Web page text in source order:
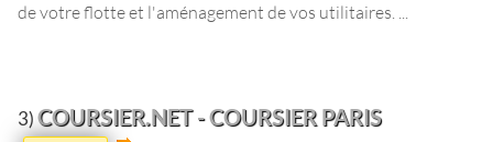
de votre flotte et l'aménagement de vos utilitaires. ...
3)COURSIER.NET - COURSIER PARIS